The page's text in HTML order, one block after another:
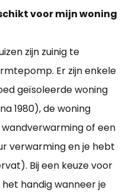
voor mijn woning
zijn zuinig te
Er zijn enkele
geïsoleerde woning
1980), de woning
of een
verwarming en je hebt
Bij een keuze voor
handig wanneer je